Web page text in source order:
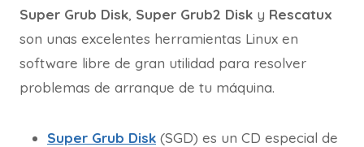
Super Grub Disk, Super Grub2 Disk y Rescatux
son unas excelentes herramientas Linux en
software libre de gran utilidad para resolver
problemas de arranque de tu máquina.
Super Grub Disk (SGD) es un CD especial de